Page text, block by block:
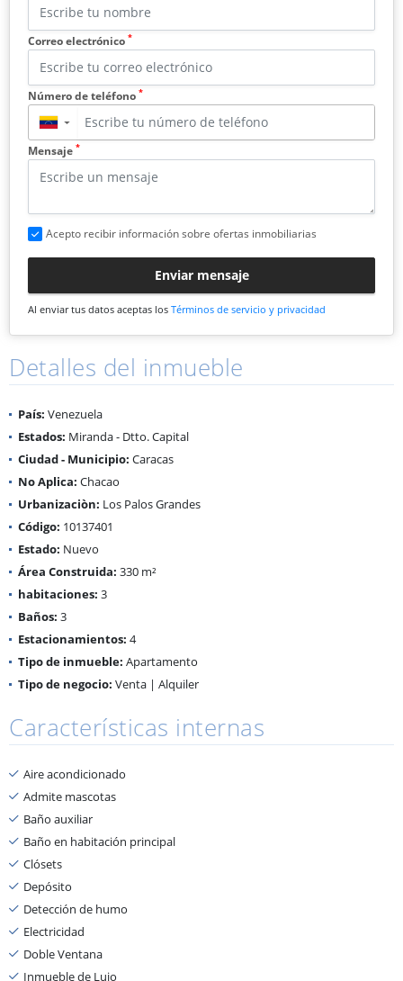
Correo electrónico *
Número de teléfono *
▼
Mensaje *
Acepto recibir información sobre ofertas inmobiliarias
Enviar mensaje
Al enviar tus datos aceptas los Términos de servicio y privacidad
Detalles del inmueble
País: Venezuela
Estados: Miranda - Dtto. Capital
Ciudad - Municipio: Caracas
No Aplica: Chacao
Urbanizaciòn: Los Palos Grandes
Código: 10137401
Estado: Nuevo
Área Construida: 330 m²
habitaciones: 3
Baños: 3
Estacionamientos: 4
Tipo de inmueble: Apartamento
Tipo de negocio: Venta | Alquiler
Características internas
Aire acondicionado
Admite mascotas
Baño auxiliar
Baño en habitación principal
Clósets
Depósito
Detección de humo
Electricidad
Doble Ventana
Inmueble de Lujo